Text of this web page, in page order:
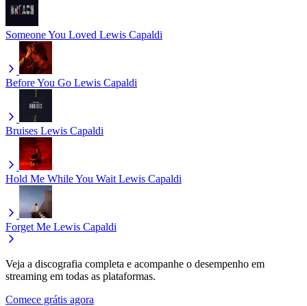
Someone You Loved Lewis Capaldi
Before You Go Lewis Capaldi
Bruises Lewis Capaldi
Hold Me While You Wait Lewis Capaldi
Forget Me Lewis Capaldi
Veja a discografia completa e acompanhe o desempenho em
streaming em todas as plataformas.
Comece grátis agora